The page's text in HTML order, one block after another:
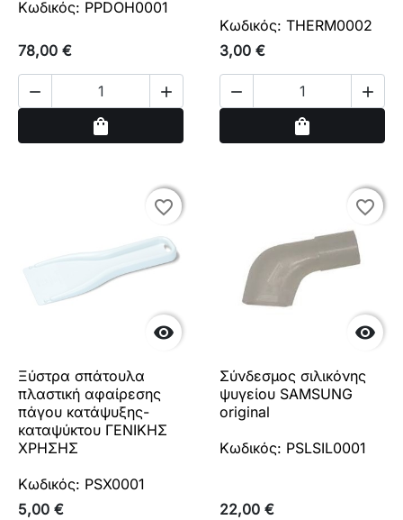
Κωδικός: PPDOH0001
78,00 €
 
shopping_bag
Κωδικός: THERM0002
3,00 €
 
shopping_bag

favorite_border
favorite_border
Ξύστρα σπάτουλα
πλαστική αφαίρεσης
πάγου κατάψυξης-
καταψύκτου ΓΕΝΙΚΗΣ
ΧΡΗΣΗΣ
Κωδικός: PSX0001
5,00 €

favorite_border
favorite_border
Σύνδεσμος σιλικόνης
ψυγείου SAMSUNG
original
Κωδικός: PSLSIL0001
22,00 €